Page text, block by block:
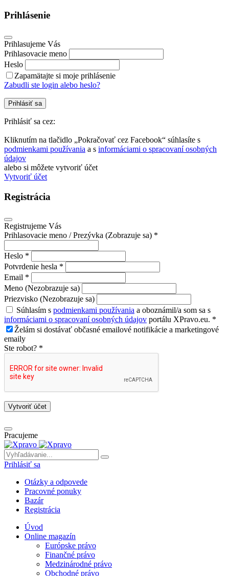
Prihlásenie
Prihlasujeme Vás
Prihlasovacie meno
Heslo
Zapamätajte si moje prihlásenie
Zabudli ste login alebo heslo?
Prihlásiť sa
Prihlásiť sa cez:
Kliknutím na tlačidlo „Pokračovať cez Facebook“ súhlasíte s
podmienkami používania a s informáciami o spracovaní osobných
údajov
alebo si môžete vytvoriť účet
Vytvoriť účet
Registrácia
Registrujeme Vás
Prihlasovacie meno / Prezývka (Zobrazuje sa) *
Heslo *
Potvrdenie hesla *
Email *
Meno (Nezobrazuje sa)
Priezvisko (Nezobrazuje sa)
Súhlasím s podmienkami používania a oboznámil/a som sa s
informáciami o spracovaní osobných údajov portálu XPravo.eu. *
Želám si dostávať občasné emailové notifikácie a marketingové
emaily
Ste robot? *
Vytvoriť účet
Pracujeme
Prihlásiť sa
Otázky a odpovede
Pracovné ponuky
Bazár
Registrácia
Úvod
Online magazín
Európske právo
Finančné právo
Medzinárodné právo
Obchodné právo